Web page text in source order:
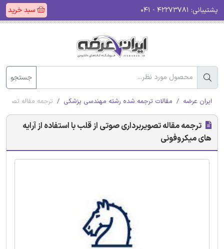
پشتیبانی: سبد خرید
جستجو
ایران عرضه مقالات ترجمه شده رشته مهندسی پزشکی ترجمه مقاله
ترجمه مقاله تصویربرداری صوتی از قلب با استفاده از آرایه
های میکروفونی